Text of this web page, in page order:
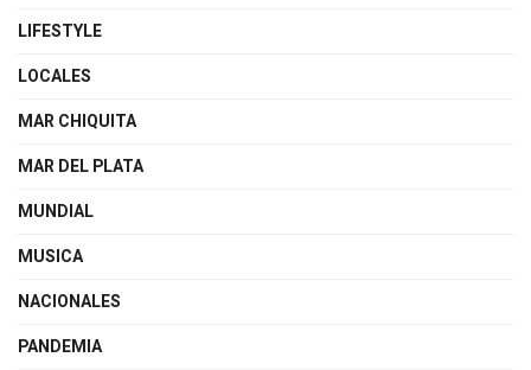
LIFESTYLE
LOCALES
MAR CHIQUITA
MAR DEL PLATA
MUNDIAL
MUSICA
NACIONALES
PANDEMIA